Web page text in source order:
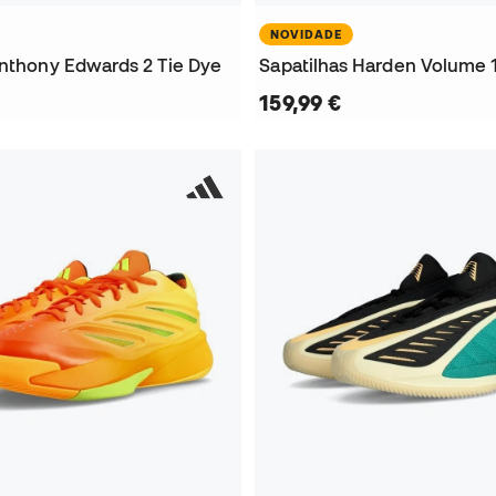
Edwards 2 Tie Dye
NOVIDADE
159,99 €